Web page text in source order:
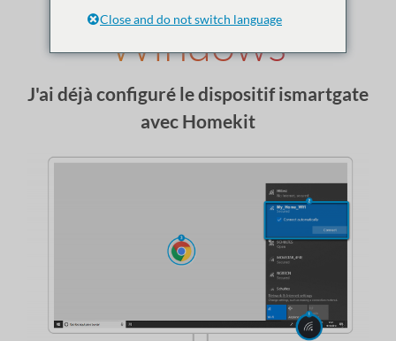
Windows
J'ai déjà configuré le dispositif ismartgate
avec Homekit
Close and do not switch language